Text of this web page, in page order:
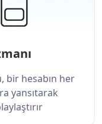
bir hesabın her
yansıtarak